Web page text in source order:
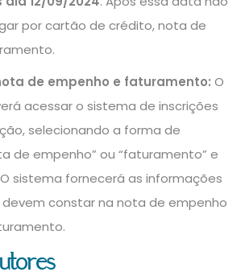
por cartão de crédito, nota de
de empenho e faturamento: O
acessar o sistema de inscrições
selecionando a forma de
de empenho” ou “faturamento” e
sistema fornecerá as informações
constar na nota de empenho